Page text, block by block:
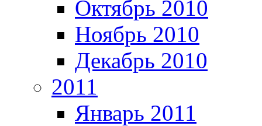
Октябрь 2010
Ноябрь 2010
Декабрь 2010
2011
Январь 2011